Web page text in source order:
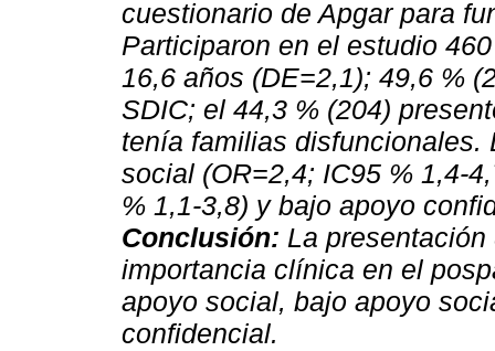
cuestionario de Apgar para
Participaron en el estudio
16,6 años (DE=2,1); 49,6 %
SDIC; el 44,3 % (204)
tenía familias disfuncionales.
social (OR=2,4; IC95 % 1,4-
% 1,1-3,8) y bajo apoyo
Conclusión: La
importancia clínica en el
apoyo social, bajo apoyo
confidencial.